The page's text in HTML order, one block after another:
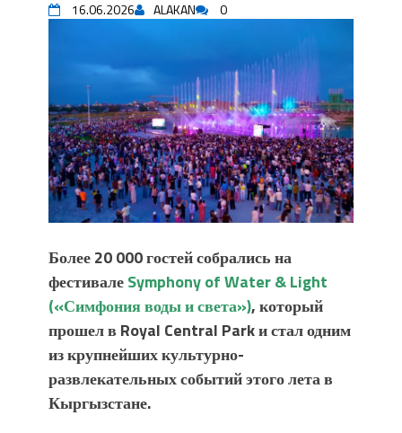
уланышы үчүн журнал сөзсүз керек!”
Мээрим Мураталиева менен
жолугушууга келиңиз! (Дарек. Видео)
Латын арибиндеги “Чабуул”... “Ала-
Тоо” журналынын тарыхы жана
редакторлору... (Тизме. Видео)
“КАРА КЕМПИР”: ҮМҮТТҮН
ТҮБӨЛҮК СИМВОЛУ
Кыргызстандагы эң ири музыкалуу
Park'ка 30 миң адам чогулду
Фестиваль Symphony of Water & Light
собрал более 20 тысяч гостей
Жыргалбек КАСАБОЛОТОВ:
“Уңгужол” темадагы тегерек столго
атка минерлер дагы катышса жакшы
болмок”
УЛУУ ЖУТТА УЛУТТУ САКТАГАН
16.06.2026 ALAKAN 0
Более 20 000 гостей собрались на
фестивалеSymphony of Water & Light
(«Симфония воды и света»), который
прошел в Royal Central Park и стал одним
из крупнейших культурно-
развлекательных событий этого лета в
Кыргызстане.